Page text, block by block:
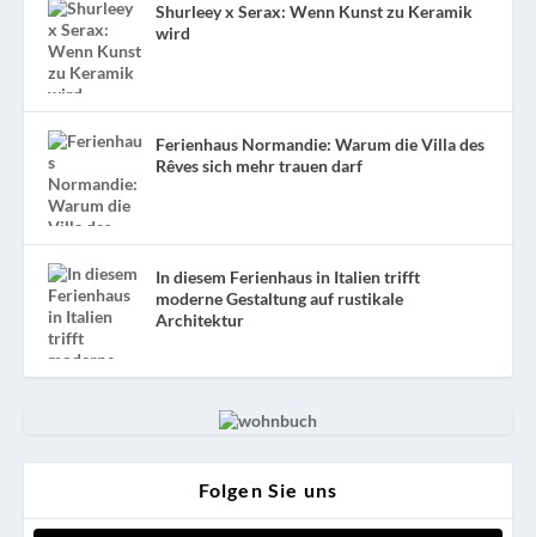
Shurleey x Serax: Wenn Kunst zu Keramik
wird
Ferienhaus Normandie: Warum die Villa des
Rêves sich mehr trauen darf
In diesem Ferienhaus in Italien trifft
moderne Gestaltung auf rustikale
Architektur
Folgen Sie uns